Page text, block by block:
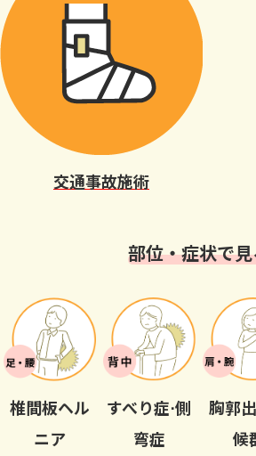
交通事故施術
部位・症状で
椎間板ヘル
ニア
すべり症⋅側
弯症
胸郭
候